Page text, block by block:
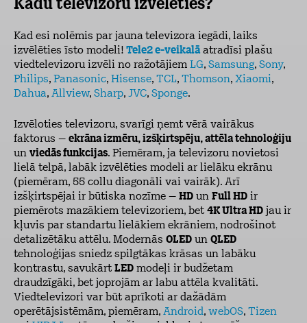
Kādu televizoru izvēlēties?
Kad esi nolēmis par jaunatelevizora iegādi, laiks
izvēlēties īsto modeli! Tele2 e-veikalāatradīsi plašu
viedtelevizoru izvēli no ražotājiem LG, Samsung, Sony,
Philips, Panasonic, Hisense, TCL, Thomson, Xiaomi,
Dahua, Allview, Sharp, JVC, Sponge.
Izvēloties televizoru, svarīgi ņemt vērā vairākus
faktorus – ekrāna izmēru, izšķirtspēju, attēla tehnoloģiju
un viedās funkcijas. Piemēram, ja televizoru novietosi
lielā telpā, labāk izvēlēties modeli ar lielāku ekrānu
(piemēram, 55 collu diagonāli vai vairāk). Arī
izšķirtspējai ir būtiska nozīme – HD un Full HD ir
piemērots mazākiem televizoriem, bet 4K Ultra HD jau ir
kļuvis par standartu lielākiem ekrāniem, nodrošinot
detalizētāku attēlu. Modernās OLED un QLED
tehnoloģijas sniedz spilgtākas krāsas un labāku
kontrastu, savukārt LED modeļi ir budžetam
draudzīgāki, bet joprojām ar labu attēla kvalitāti.
Viedtelevizori var būt aprīkoti ar dažādām
operētājsistēmām, piemēram, Android, webOS, Tizen